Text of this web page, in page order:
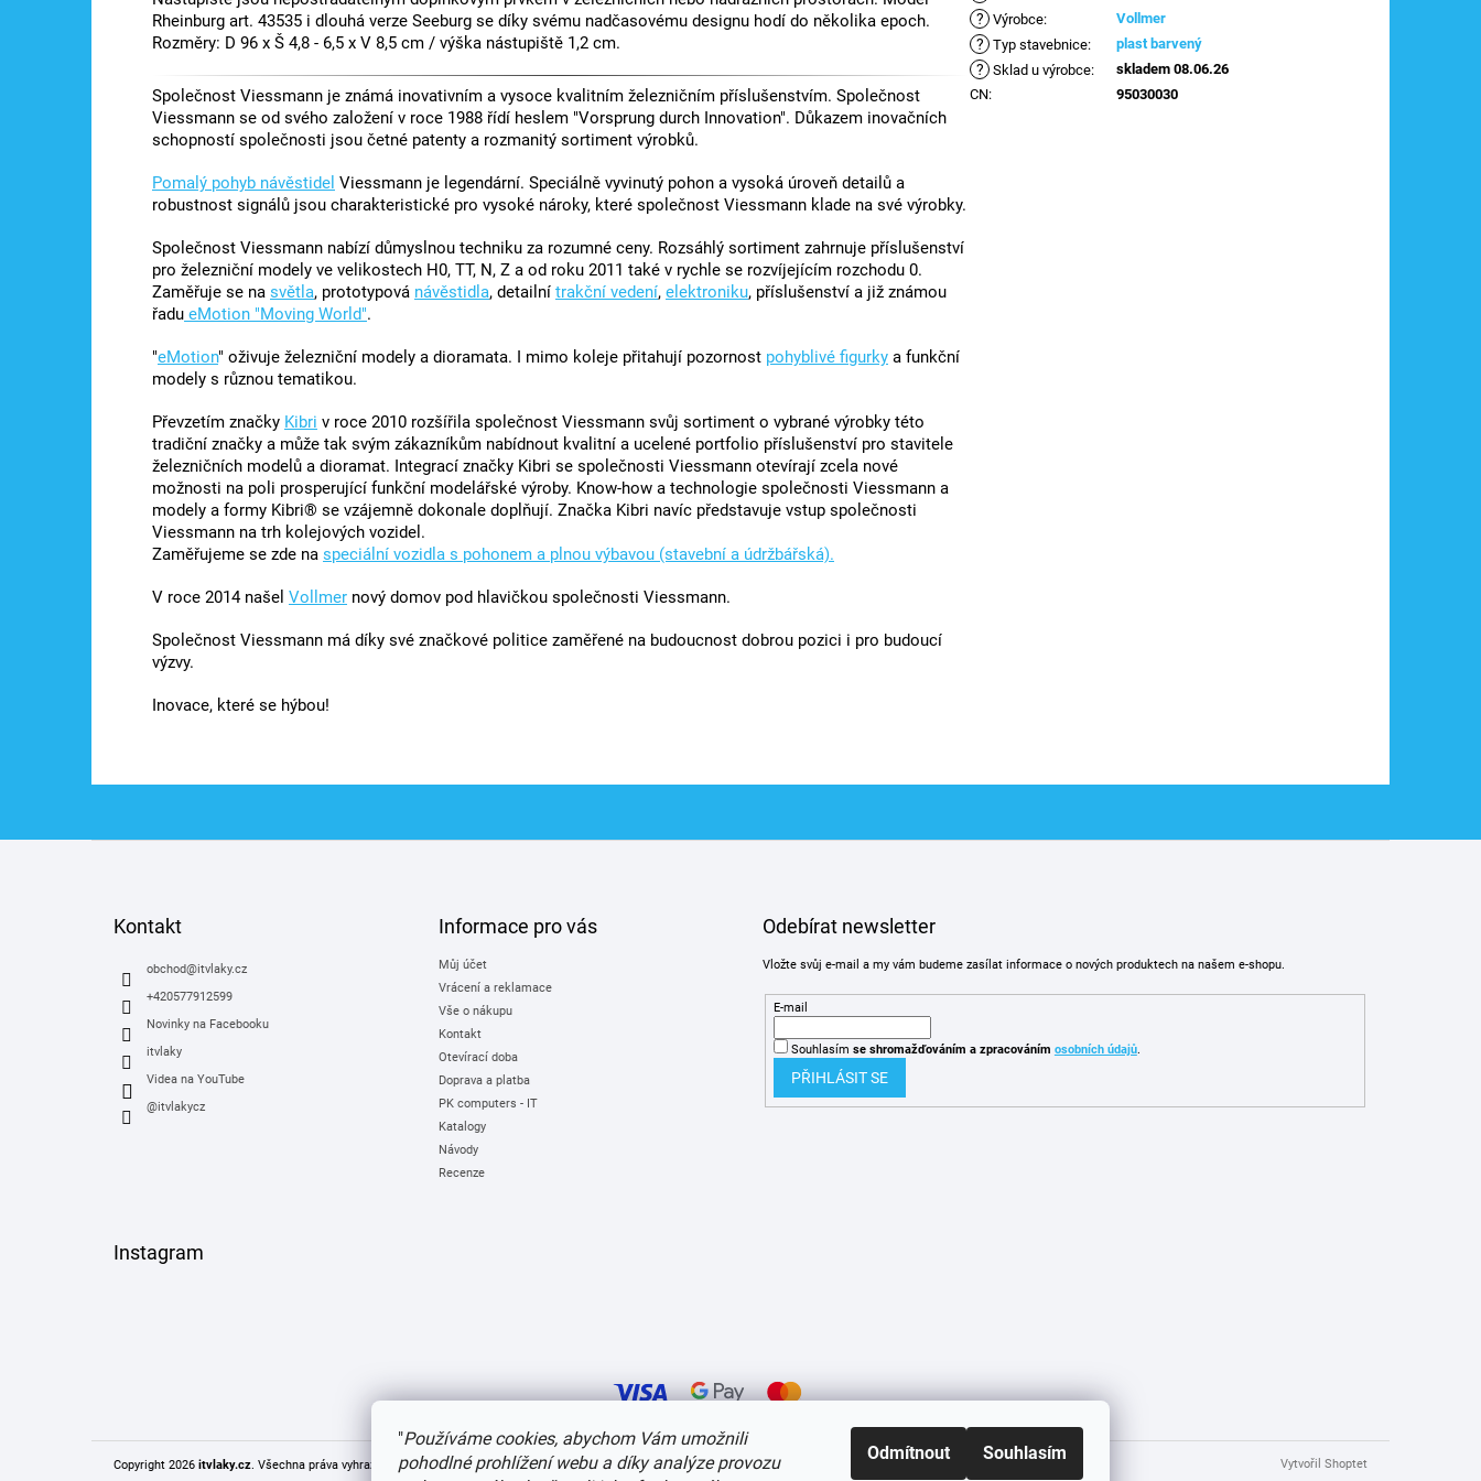
"Používáme cookies, abychom Vám umožnili
pohodlné prohlížení webu a díky analýze provozu
Odmítnout Souhlasím
Rheinburg art. 43535 i dlouhá verze Seeburg se díky svému nadčasovému designu hodí do několika epoch.
Rozměry: D 96 x Š 4,8 - 6,5 x V 8,5 cm / výška nástupiště 1,2 cm.
Společnost Viessmann je známá inovativním a vysoce kvalitním železničním příslušenstvím. Společnost
Viessmann se od svého založení v roce 1988 řídí heslem "Vorsprung durch Innovation". Důkazem inovačních
schopností společnosti jsou četné patenty a rozmanitý sortiment výrobků.
Pomalý pohyb návěstidel Viessmann je legendární. Speciálně vyvinutý pohon a vysoká úroveň detailů a
robustnost signálů jsou charakteristické pro vysoké nároky, které společnost Viessmann klade na své výrobky.
Společnost Viessmann nabízí důmyslnou techniku za rozumné ceny. Rozsáhlý sortiment zahrnuje příslušenství
pro železniční modely ve velikostech H0, TT, N, Z a od roku 2011 také v rychle se rozvíjejícím rozchodu 0.
Zaměřuje se na světla, prototypová návěstidla, detailní trakční vedení, elektroniku, příslušenství a již známou
řadu eMotion "Moving World".
"eMotion" oživuje železniční modely a dioramata. I mimo koleje přitahují pozornost pohyblivé figurky a funkční
modely s různou tematikou.
Převzetím značky Kibri v roce 2010 rozšířila společnost Viessmann svůj sortiment o vybrané výrobky této
tradiční značky a může tak svým zákazníkům nabídnout kvalitní a ucelené portfolio příslušenství pro stavitele
železničních modelů a dioramat. Integrací značky Kibri se společnosti Viessmann otevírají zcela nové
možnosti na poli prosperující funkční modelářské výroby. Know-how a technologie společnosti Viessmann a
modely a formy Kibri® se vzájemně dokonale doplňují. Značka Kibri navíc představuje vstup společnosti
Viessmann na trh kolejových vozidel.
Zaměřujeme se zde na speciální vozidla s pohonem a plnou výbavou (stavební a údržbářská).
V roce 2014 našel Vollmer nový domov pod hlavičkou společnosti Viessmann.
Společnost Viessmann má díky své značkové politice zaměřené na budoucnost dobrou pozici i pro budoucí
výzvy.
Inovace, které se hýbou!
? Výrobce: Vollmer
? Typ stavebnice: plast barvený
? Sklad u výrobce:
skladem 08.06.26
CN: 95030030
Kontakt
obchod@itvlaky.cz
+420577912599
Novinky na Facebooku
itvlaky
Videa na YouTube
@itvlakycz
Informace pro vás
Můj účet
Vrácení a reklamace
Vše o nákupu
Kontakt
Otevírací doba
Doprava a platba
PK computers - IT
Katalogy
Návody
Recenze
Odebírat newsletter
Vložte svůj e-mail a my vám budeme zasílat informace o nových produktech na našem e-shopu.
E-mail
Souhlasím se shromažďováním a zpracováním osobních údajů.
PŘIHLÁSIT SE
Instagram
Vytvořil Shoptet
Copyright 2026 itvlaky.cz. Všechna práva vyhrazena.Upravit nastavení cookies